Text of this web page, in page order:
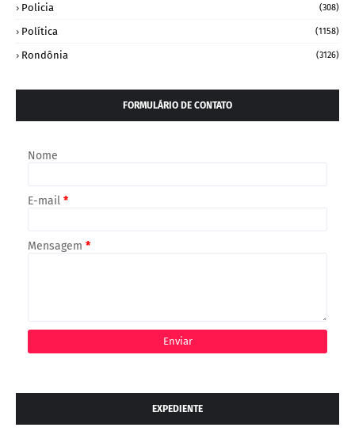
Policia (308)
Política (1158)
Rondônia (3126)
FORMULÁRIO DE CONTATO
Nome
E-mail *
Mensagem *
EXPEDIENTE